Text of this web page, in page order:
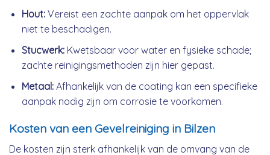
Hout:Vereist een zachte aanpak om het oppervlak
niet te beschadigen.
Stucwerk:Kwetsbaar voor water en fysieke schade;
zachte reinigingsmethoden zijn hier gepast.
Metaal:Afhankelijk van de coating kan een specifieke
aanpak nodig zijn om corrosie te voorkomen.
Kosten van een Gevelreiniging in Bilzen
De kosten zijn sterk afhankelijk van de omvang van de